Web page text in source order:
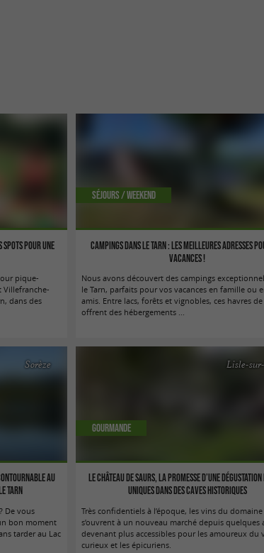
spots pour une
pique-
Villefranche-
dans des
Campings dans le Tarn : les meilleures adresses
vacances !
Séjours / Weekend
Nous avons découvert des campings
le Tarn, parfaits pour vos vacances en famille ou
amis. Entre lacs, forêts et vignobles, ces havres
offrent des hébergements ...
au
Tarn
Sorèze
De vous
bon moment
tarder au Lac
Le Château de Saurs, la promesse d’une
uniques dans des caves historiques
Lisle-
Gourmande
Très confidentiels à l’époque, les vins du domaine
s’ouvrent à un nouveau marché depuis quelques
devenant plus accessibles pour les amoureux du
curieux et les épicuriens.